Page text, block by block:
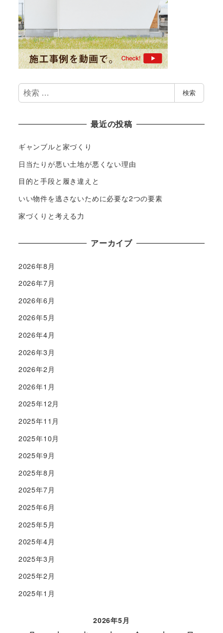
検
索
検索
最近の投稿
ギャンブルと家づくり
日当たりが悪い土地が悪くない理由
目的と手段と履き違えと
いい物件を逃さないために必要な2つの要素
家づくりと考える力
アーカイブ
2026年8月
2026年7月
2026年6月
2026年5月
2026年4月
2026年3月
2026年2月
2026年1月
2025年12月
2025年11月
2025年10月
2025年9月
2025年8月
2025年7月
2025年6月
2025年5月
2025年4月
2025年3月
2025年2月
2025年1月
2026年5月